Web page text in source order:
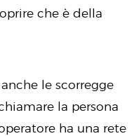
che è della
le scorregge
la persona
ha una rete